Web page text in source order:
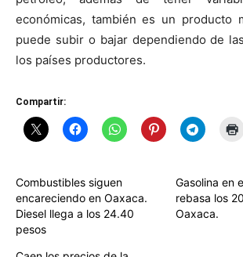
económicas, también es un producto
puede subir o bajar dependiendo de
los países productores.
Compartir:
Combustibles siguen
encareciendo en Oaxaca.
Diesel llega a los 24.40
pesos
Gasolina en
rebasa los
Oaxaca.